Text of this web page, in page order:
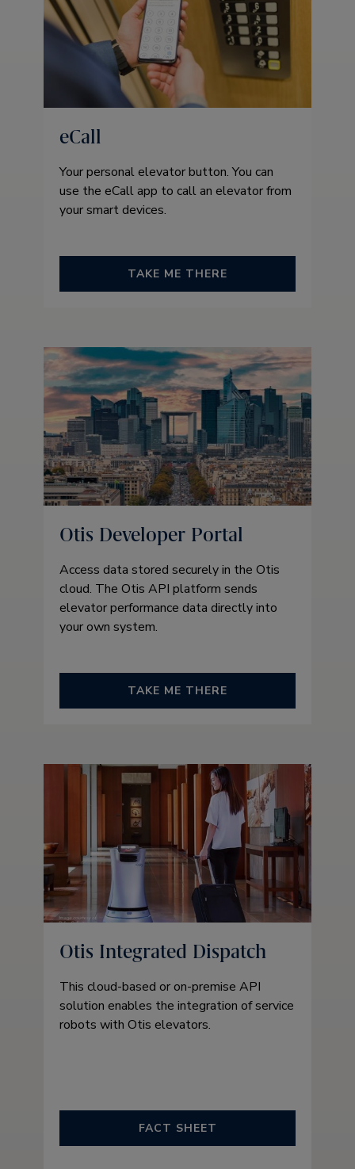
eCall
Your personal elevator button. You can
use the eCall app to call an elevator from
your smart devices.
TAKE ME THERE
Otis Developer Portal
Access data stored securely in the Otis
cloud. The Otis API platform sends
elevator performance data directly into
your own system.
TAKE ME THERE
Otis Integrated Dispatch
This cloud-based or on-premise API
solution enables the integration of service
robots with Otis elevators.
FACT SHEET